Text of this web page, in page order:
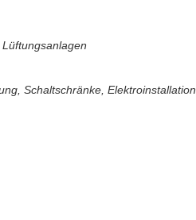
Schaltschränke, Elektroinstallation